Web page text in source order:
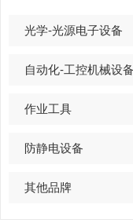
光学-光源电子设备
自动化-工控机械设备
作业工具
防静电设备
其他品牌